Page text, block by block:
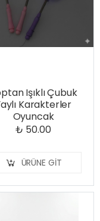
Işıklı Çubuk
Karakterler
Oyuncak
₺ 50.00
ÜRÜNE GIT